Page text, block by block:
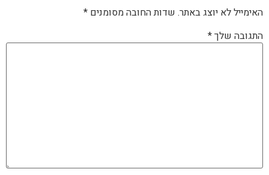
האימייל לא יוצג באתר. שדות החובה מסומנים *
התגובה שלך*